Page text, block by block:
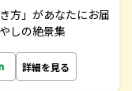
方」があなたにお届
しの絶景集
詳細を見る